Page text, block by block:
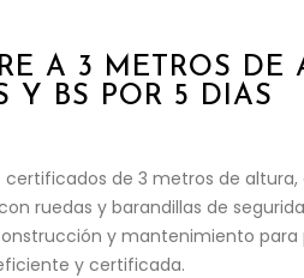
A 3 METROS DE
Y BS POR 5 DIAS
de 3 metros de
ruedas y barandillas de
y mantenimiento
y certificada.